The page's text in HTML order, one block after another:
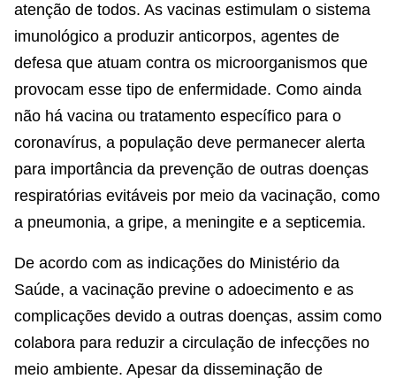
atenção de todos. As vacinas estimulam o sistema
imunológico a produzir anticorpos, agentes de
defesa que atuam contra os microorganismos que
provocam esse tipo de enfermidade. Como ainda
não há vacina ou tratamento específico para o
coronavírus, a população deve permanecer alerta
para importância da prevenção de outras doenças
respiratórias evitáveis por meio da vacinação, como
a pneumonia, a gripe, a meningite e a septicemia.
De acordo com as indicações do Ministério da
Saúde, a vacinação previne o adoecimento e as
complicações devido a outras doenças, assim como
colabora para reduzir a circulação de infecções no
meio ambiente. Apesar da disseminação de